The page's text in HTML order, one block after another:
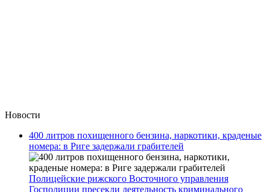
Новости
400 литров похищенного бензина, наркотики, краденые
номера: в Риге задержали грабителей
Полицейские рижского Восточного управления
Госполиции пресекли деятельность криминального